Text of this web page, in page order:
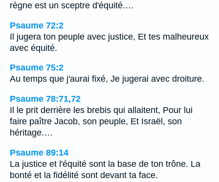
règne est un sceptre d'équité.…
Psaume 72:2
Il jugera ton peuple avec justice, Et tes malheureux
avec équité.
Psaume 75:2
Au temps que j'aurai fixé, Je jugerai avec droiture.
Psaume 78:71,72
Il le prit derrière les brebis qui allaitent, Pour lui
faire paître Jacob, son peuple, Et Israël, son
héritage.…
Psaume 89:14
La justice et l'équité sont la base de ton trône. La
bonté et la fidélité sont devant ta face.